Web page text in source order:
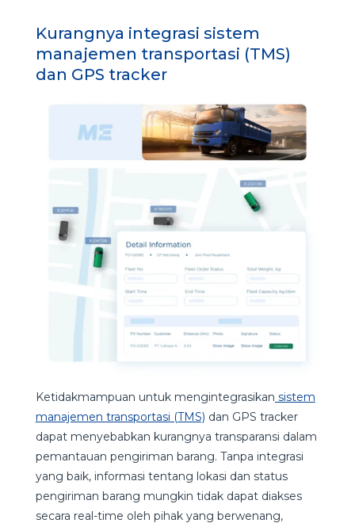
Kurangnya integrasi sistem
manajemen transportasi (TMS)
dan GPS tracker
Ketidakmampuan untuk mengintegrasikan sistem
manajemen transportasi (TMS) dan GPS tracker
dapat menyebabkan kurangnya transparansi dalam
pemantauan pengiriman barang. Tanpa integrasi
yang baik, informasi tentang lokasi dan status
pengiriman barang mungkin tidak dapat diakses
secara real-time oleh pihak yang berwenang,